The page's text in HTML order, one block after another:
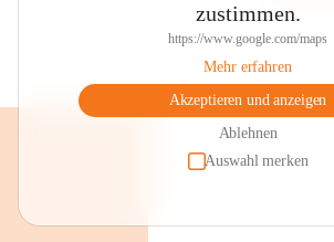
zustimmen.
https://www.google.com/maps
Mehr erfahren
Akzeptieren und anzeigen
Ablehnen
Auswahl merken